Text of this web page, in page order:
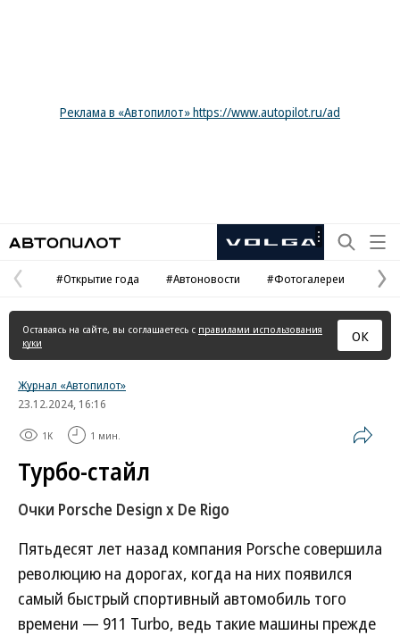
Реклама в «Автопилот» https://www.autopilot.ru/ad
Рекламная
Предыдущая
страница
#Открытие года #Автоновости #Фотогалереи
Оставаясь на сайте, вы соглашаетесь с правилами использования
куки
ОК
Журнал «Автопилот»
23.12.2024, 16:16
1K 1 мин.
Турбо-стайл
Очки Porsche Design х De Rigo
Пятьдесят лет назад компания Porsche совершила
революцию на дорогах, когда на них появился
самый быстрый спортивный автомобиль того
времени — 911 Turbo, ведь такие машины прежде